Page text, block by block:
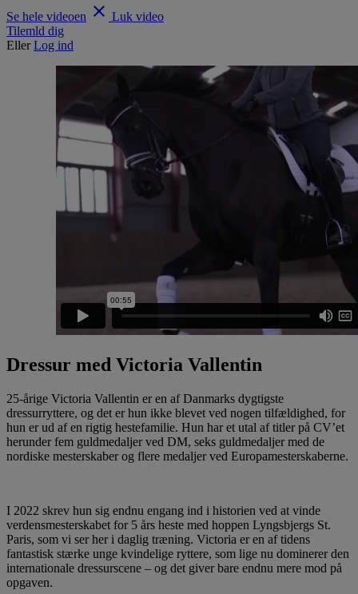
Se hele videoen clear Luk video
Tilemld dig
EllerLog ind
Dressur med Victoria Vallentin
25-årige Victoria Vallentin er en af Danmarks dygtigste
dressurryttere, og det er hun ikke blevet ved nogen tilfældighed, for
hun er ud af en rigtig hestefamilie. Hun har et utal af titler på CV’et
herunder fem guldmedaljer ved DM, seks guldmedaljer med de
nordiske mesterskaber og flere medaljer ved Europamesterskaberne.
I 2022 skrev hun sig endnu engang ind i historien ved at vinde
verdensmesterskabet for 5 års heste med hoppen Lyngsbjergs St.
Paris, som vi ser her i daglig træning. Victoria er en af tidens
fantastisk stærke unge kvindelige ryttere, som lige nu dominerer den
internationale dressurscene – og det giver bare endnu mere mod på
opgaven.